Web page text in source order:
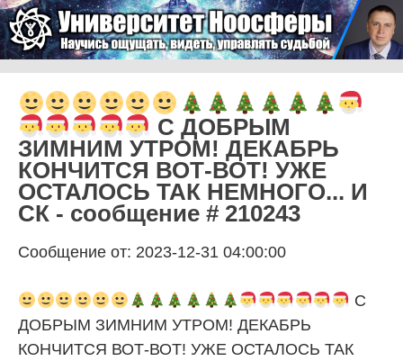
Университет Ноосферы
С ДОБРЫМ
ЗИМНИМ УТРОМ! ДЕКАБРЬ
КОНЧИТСЯ ВОТ-ВОТ! УЖЕ
ОСТАЛОСЬ ТАК НЕМНОГО... И
СК - сообщение # 210243
Сообщение от: 2023-12-31 04:00:00
С
ДОБРЫМ ЗИМНИМ УТРОМ! ДЕКАБРЬ
КОНЧИТСЯ ВОТ-ВОТ! УЖЕ ОСТАЛОСЬ ТАК